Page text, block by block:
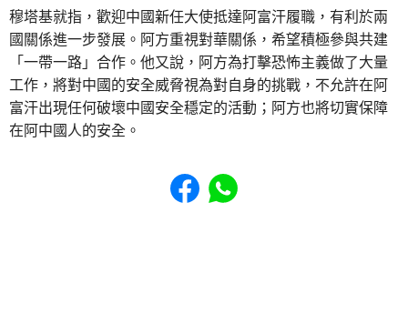
穆塔基就指，歡迎中國新任大使抵達阿富汗履職，有利於兩
國關係進一步發展。阿方重視對華關係，希望積極參與共建
「一帶一路」合作。他又說，阿方為打擊恐怖主義做了大量
工作，將對中國的安全威脅視為對自身的挑戰，不允許在阿
富汗出現任何破壞中國安全穩定的活動；阿方也將切實保障
在阿中國人的安全。
Share to Facebook
Share to WhatsApp